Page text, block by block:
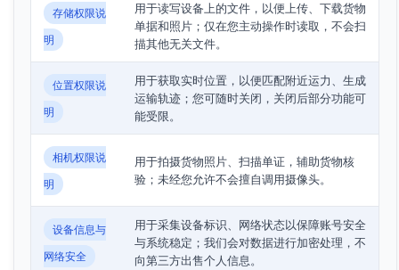
存储权限说
明
用于读写设备上的文件，以便上传、下载货物
单据和照片；仅在您主动操作时读取，不会扫
描其他无关文件。
位置权限说
明
用于获取实时位置，以便匹配附近运力、生成
运输轨迹；您可随时关闭，关闭后部分功能可
能受限。
相机权限说
明
用于拍摄货物照片、扫描单证，辅助货物核
验；未经您允许不会擅自调用摄像头。
设备信息与
网络安全
用于采集设备标识、网络状态以保障账号安全
与系统稳定；我们会对数据进行加密处理，不
向第三方出售个人信息。